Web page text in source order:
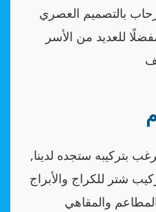
بالتصميم العصري
للعديد من الأسر
بتركيبه ستجده لدينا,
شتر للكراج والأبراج
والمقاهي